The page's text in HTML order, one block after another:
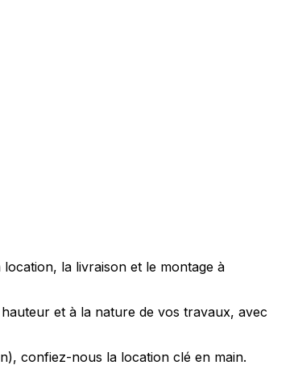
la livraison et le montage à
et à la nature de vos travaux, avec
confiez-nous la location clé en main.